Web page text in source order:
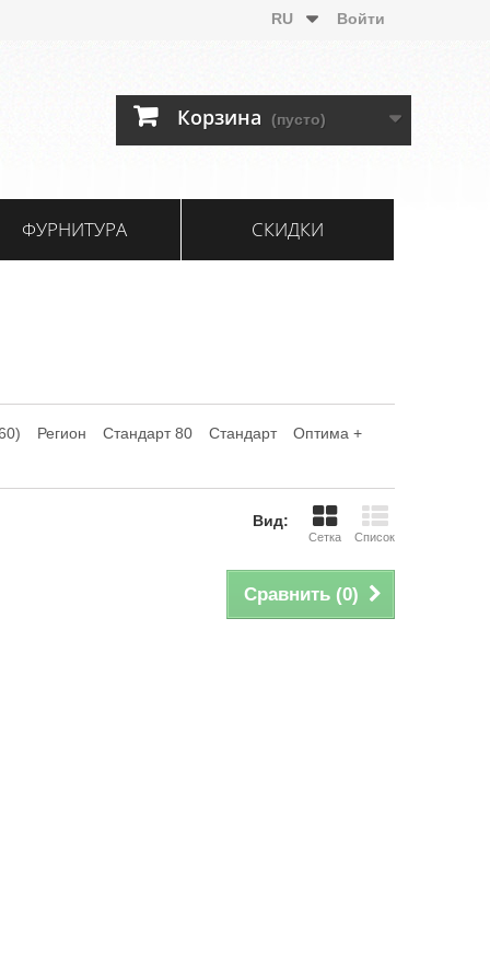
Войти
RU
Корзина (пусто)
ФУРНИТУРА СКИДКИ
Регион Стандарт 80 Стандарт
Оптима +
Вид:
Сетка Список
Сравнить (0)